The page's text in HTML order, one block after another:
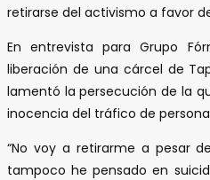
retirarse del activismo a favor
En entrevista para Grupo
liberación de una cárcel de
lamentó la persecución de la
inocencia del tráfico de
“No voy a retirarme a pesar
tampoco he pensado en